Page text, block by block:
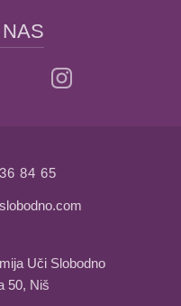
84 65
Uči Slobodno
50, Niš